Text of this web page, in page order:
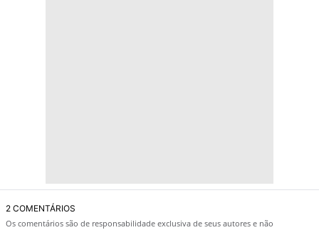
2 COMENTÁRIOS
Os comentários são de responsabilidade exclusiva de seus autores e não